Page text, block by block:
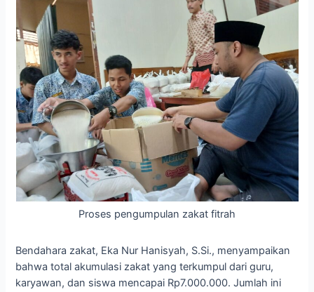
Proses pengumpulan zakat fitrah
Bendahara zakat, Eka Nur Hanisyah, S.Si., menyampaikan
bahwa total akumulasi zakat yang terkumpul dari guru,
karyawan, dan siswa mencapai Rp7.000.000. Jumlah ini